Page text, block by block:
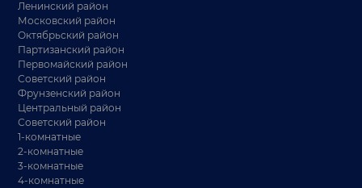
Ленинский район
Московский район
Октябрьский район
Партизанский район
Первомайский район
Советский район
Фрунзенский район
Центральный район
Советский район
1-комнатные
2-комнатные
3-комнатные
4-комнатные